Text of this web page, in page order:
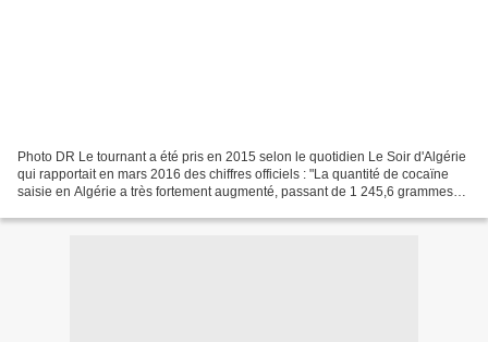
Photo DR Le tournant a été pris en 2015 selon le quotidien Le Soir d'Algérie
qui rapportait en mars 2016 des chiffres officiels : "La quantité de cocaïne
saisie en Algérie a très fortement augmenté, passant de 1 245,6 grammes